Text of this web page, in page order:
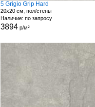
5 Grigio Grip Hard
20x20 см, пол/стены
Наличие: по запросу
3894р/м²